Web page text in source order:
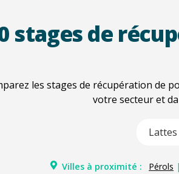
stages de
les stages de récupération de
votre secteur et
Villes à proximité : Pérols |